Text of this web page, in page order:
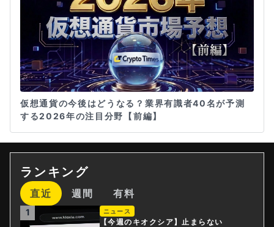
仮想通貨の今後はどうなる？業界有識者40名が予測
する2026年の注目分野【前編】
ランキング
直近 週間 有料
1 ニュース
【今週のキオクシア】止まらない